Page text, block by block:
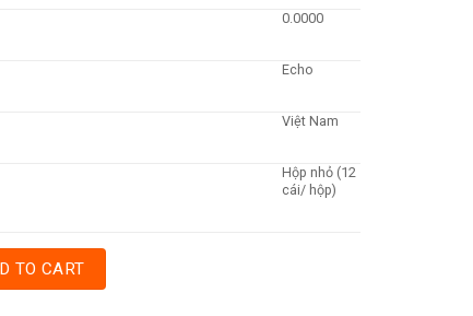
0.0000
Echo
Việt Nam
Hộp nhỏ (12
cái/ hộp)
quantity
TO CART